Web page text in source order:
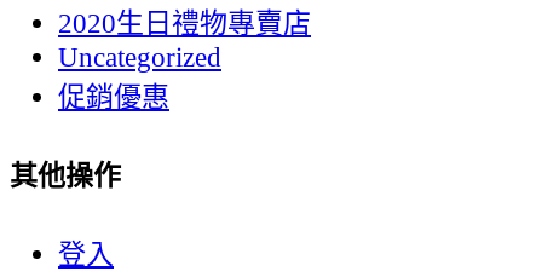
2020生日禮物專賣店
Uncategorized
促銷優惠
其他操作
登入